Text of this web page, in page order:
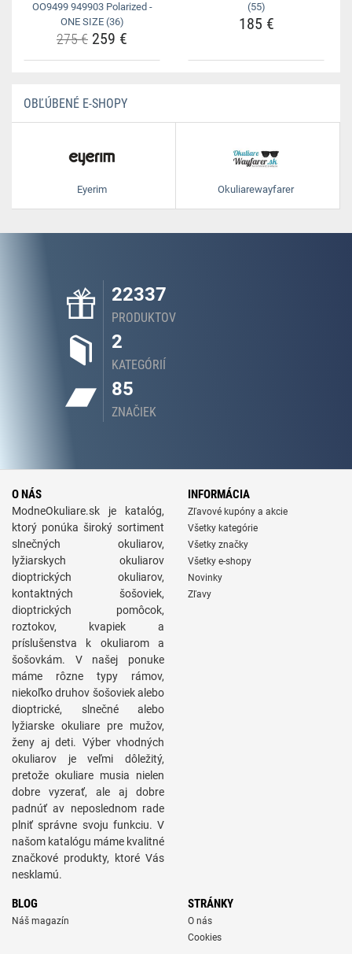
OO9499 949903 Polarized -
ONE SIZE (36)
275 € 259 €
(55)
185 €
OBĽÚBENÉ E-SHOPY
Eyerim Okuliarewayfarer
22337
PRODUKTOV
2
KATEGÓRIÍ
85
ZNAČIEK
O NÁS
ModneOkuliare.sk je katalóg,
ktorý ponúka široký sortiment
slnečných okuliarov,
lyžiarskych okuliarov
dioptrických okuliarov,
kontaktných šošoviek,
dioptrických pomôcok,
roztokov, kvapiek a
príslušenstva k okuliarom a
šošovkám. V našej ponuke
máme rôzne typy rámov,
niekoľko druhov šošoviek alebo
dioptrické, slnečné alebo
lyžiarske okuliare pre mužov,
ženy aj deti. Výber vhodných
okuliarov je veľmi dôležitý,
pretože okuliare musia nielen
dobre vyzerať, ale aj dobre
padnúť av neposlednom rade
plniť správne svoju funkciu. V
našom katalógu máme kvalitné
značkové produkty, ktoré Vás
nesklamú.
INFORMÁCIA
Zľavové kupóny a akcie
Všetky kategórie
Všetky značky
Všetky e-shopy
Novinky
Zľavy
BLOG
Náš magazín
STRÁNKY
O nás
Cookies